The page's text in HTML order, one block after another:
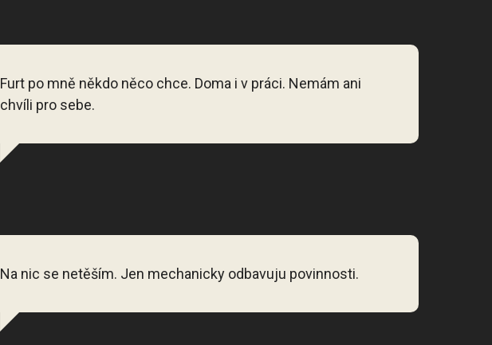
Furt po mně někdo něco chce. Doma i v práci. Nemám ani
chvíli pro sebe.
Na nic se netěším. Jen mechanicky odbavuju povinnosti.